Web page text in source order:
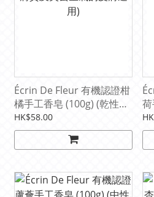
Écrin De Fleur 有機認證柑
橘手工香皂 (100g) (乾性膚
質及失去生氣的皮膚適用)
HK$58.00
乾